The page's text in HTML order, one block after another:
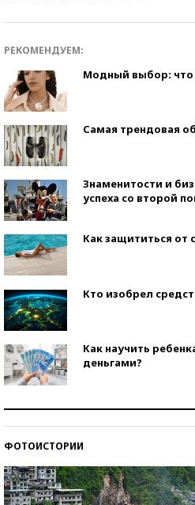
РЕКОМЕНДУЕМ:
Модный выбор: что
Самая трендовая
Знаменитости и
успеха со второй
Как защититься от
Кто изобрел
Как научить
деньгами?
ФОТОИСТОРИИ